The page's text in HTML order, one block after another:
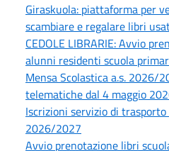
Giraskuola: piattaforma per
scambiare e regalare libri
CEDOLE LIBRARIE: Avvio
alunni residenti scuola
Mensa Scolastica a.s. 2026/
telematiche dal 4 maggio
Iscrizioni servizio di trasporto
2026/2027
Avvio prenotazione libri